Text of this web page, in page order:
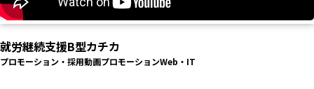
就労継続支援B型カチカ
プロモーション・採用動画プロモーションWeb・IT